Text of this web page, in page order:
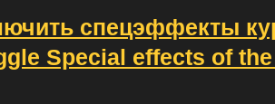
спецэффекты
Special effects of